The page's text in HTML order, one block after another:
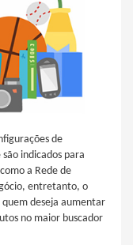
de
indicados para
a Rede de
entretanto, o
deseja aumentar
no maior buscador